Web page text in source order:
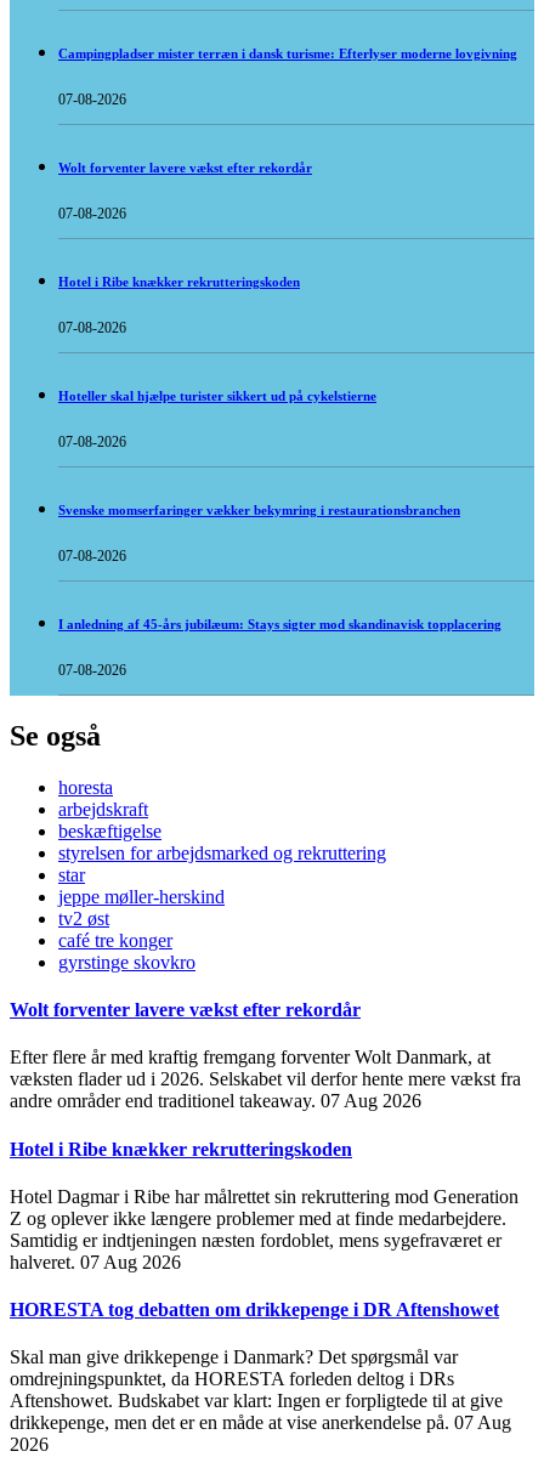
Campingpladser mister terræn i dansk turisme: Efterlyser moderne lovgivning
07-08-2026
Wolt forventer lavere vækst efter rekordår
07-08-2026
Hotel i Ribe knækker rekrutteringskoden
07-08-2026
Hoteller skal hjælpe turister sikkert ud på cykelstierne
07-08-2026
Svenske momserfaringer vækker bekymring i restaurationsbranchen
07-08-2026
I anledning af 45-års jubilæum: Stays sigter mod skandinavisk topplacering
07-08-2026
Se også
horesta
arbejdskraft
beskæftigelse
styrelsen for arbejdsmarked og rekruttering
star
jeppe møller-herskind
tv2 øst
café tre konger
gyrstinge skovkro
Wolt forventer lavere vækst efter rekordår
Efter flere år med kraftig fremgang forventer Wolt Danmark, at
væksten flader ud i 2026. Selskabet vil derfor hente mere vækst fra
andre områder end traditionel takeaway. 07 Aug 2026
Hotel i Ribe knækker rekrutteringskoden
Hotel Dagmar i Ribe har målrettet sin rekruttering mod Generation
Z og oplever ikke længere problemer med at finde medarbejdere.
Samtidig er indtjeningen næsten fordoblet, mens sygefraværet er
halveret. 07 Aug 2026
HORESTA tog debatten om drikkepenge i DR Aftenshowet
Skal man give drikkepenge i Danmark? Det spørgsmål var
omdrejningspunktet, da HORESTA forleden deltog i DRs
Aftenshowet. Budskabet var klart: Ingen er forpligtede til at give
drikkepenge, men det er en måde at vise anerkendelse på. 07 Aug
2026